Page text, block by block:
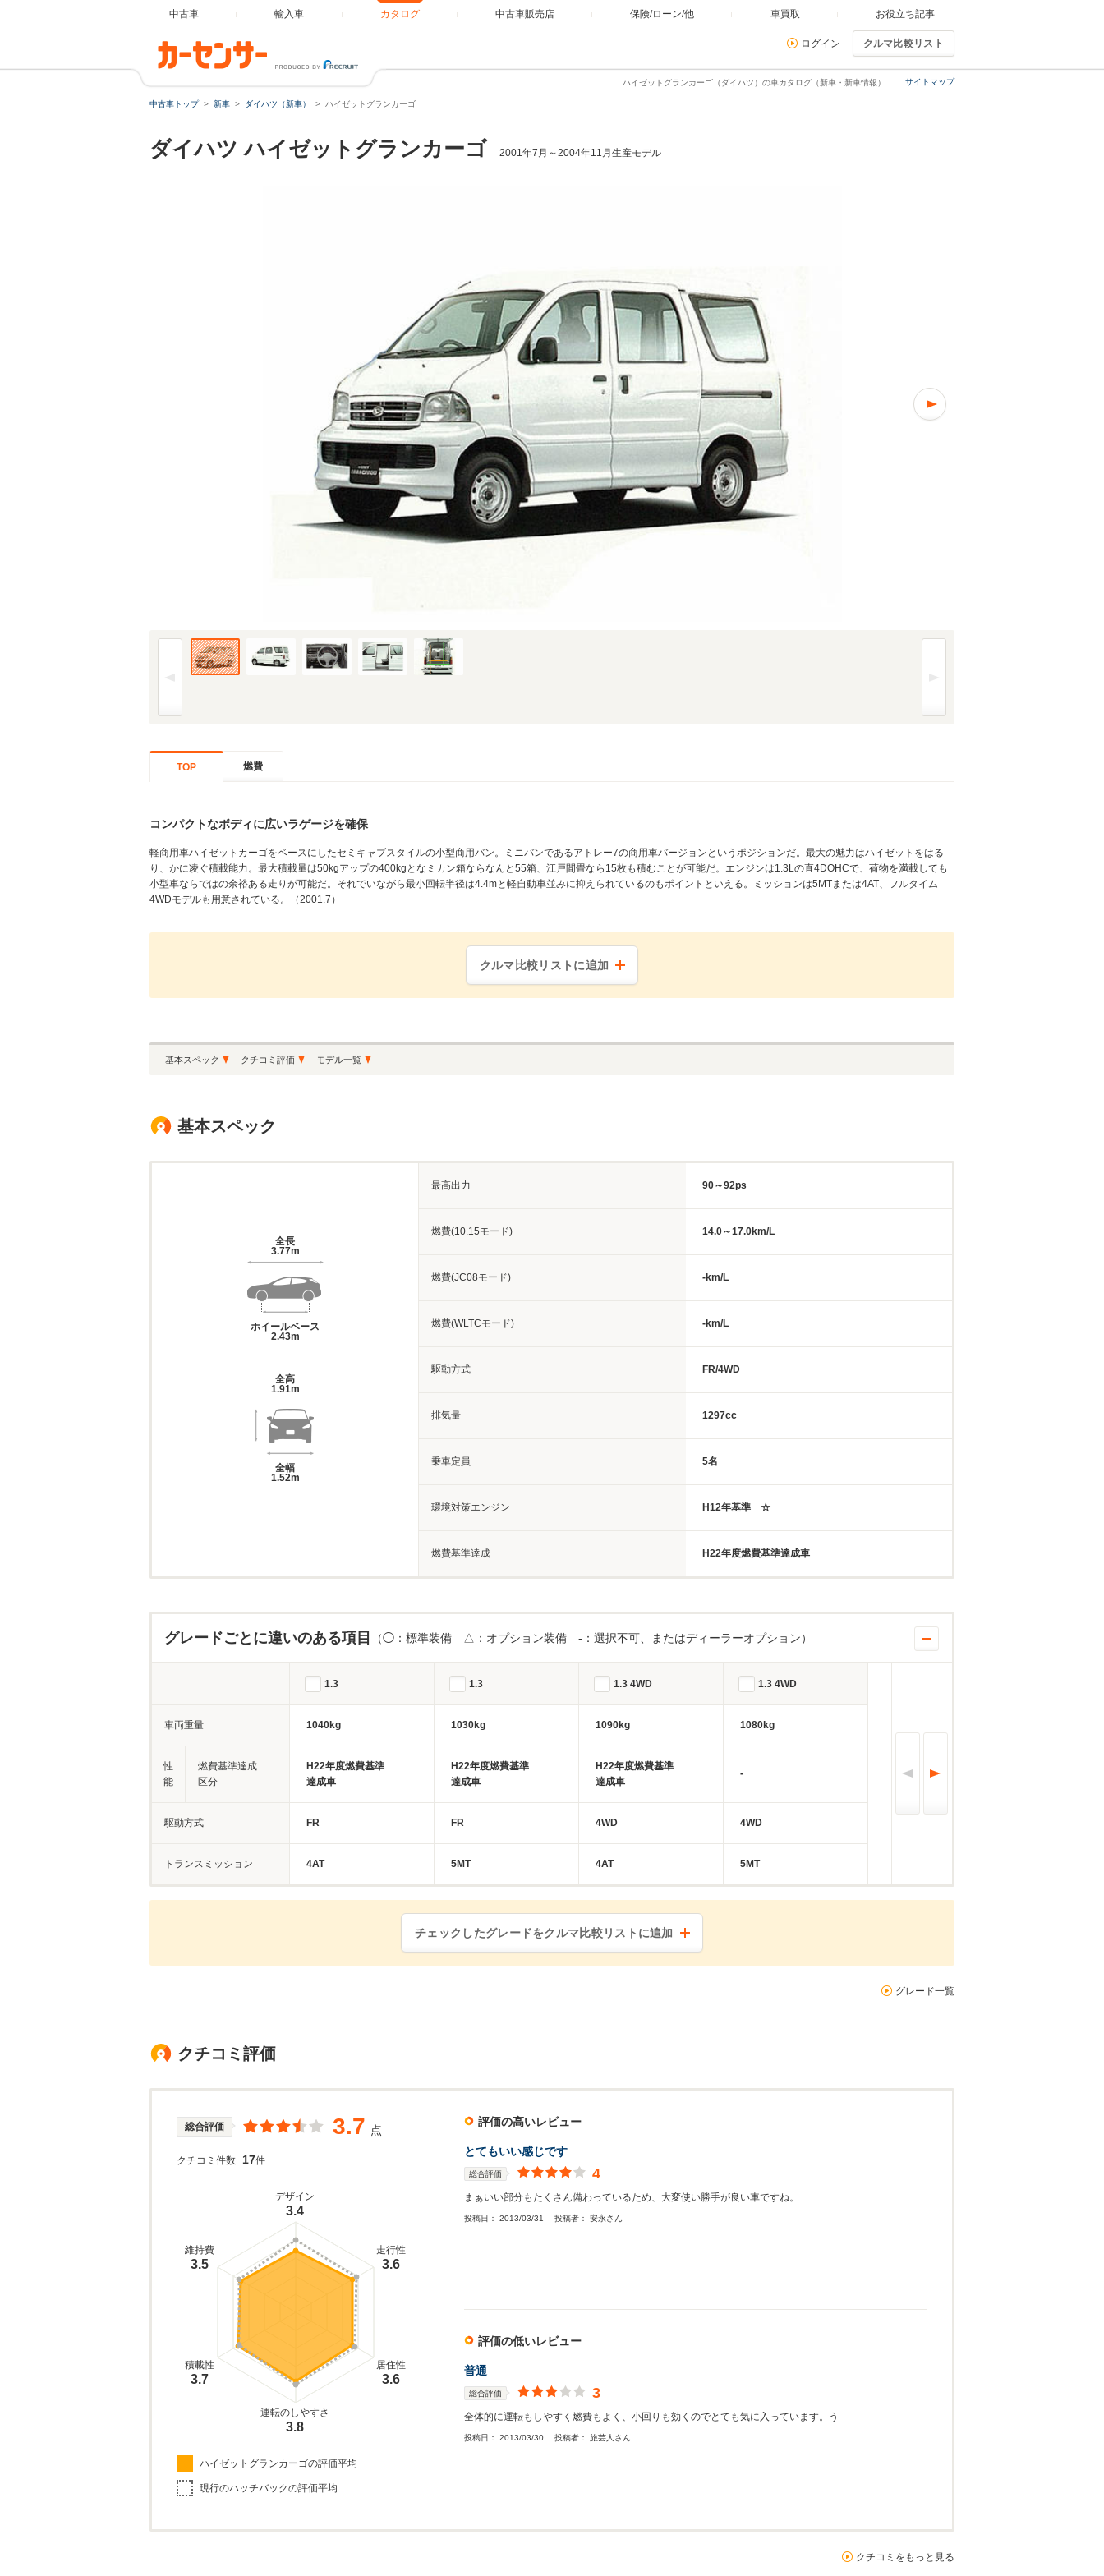
中古車 輸入車 カタログ 中古車販売店 保険/ローン/他 車買取 お役立ち記事
ログイン クルマ比較リスト
サイトマップ
ハイゼットグランカーゴ（ダイハツ）の車カタログ（新車・新車情報）
中古車トップ 新車 ダイハツ（新車） ハイゼットグランカーゴ
ダイハツ ハイゼットグランカーゴ 2001年7月～2004年11月生産モデル
01年(H13)7月、新型時の660 2WDのフロント (1/5枚)
TOP 燃費
コンパクトなボディに広いラゲージを確保
軽商用車ハイゼットカーゴをベースにしたセミキャブスタイルの小型商用バン。ミニバンであるアトレー7の商用車バージョンというポジションだ。最大の魅力はハイゼットをはる
り、かに凌ぐ積載能力。最大積載量は50kgアップの400kgとなミカン箱ならなんと55箱、江戸間畳なら15枚も積むことが可能だ。エンジンは1.3Lの直4DOHCで、荷物を満載しても
小型車ならではの余裕ある走りが可能だ。それでいながら最小回転半径は4.4mと軽自動車並みに抑えられているのもポイントといえる。ミッションは5MTまたは4AT、フルタイム
4WDモデルも用意されている。（2001.7）
クルマ比較リストに追加
基本スペック クチコミ評価 モデル一覧
基本スペック
全長
3.77m
ホイールベース
2.43m
全高
1.91m
全幅
1.52m
最高出力 90～92ps
燃費(10.15モード) 14.0～17.0km/L
燃費(JC08モード) -km/L
燃費(WLTCモード) -km/L
駆動方式 FR/4WD
排気量 1297cc
乗車定員 5名
環境対策エンジン H12年基準 ☆
燃費基準達成 H22年度燃費基準達成車
グレードごとに違いのある項目 （◯：標準装備 △：オプション装備 -：選択不可、またはディーラーオプション）
車両重量
性
能
燃費基準達成
区分
駆動方式
トランスミッション
1.3 1.3 1.3 4WD 1.3 4WD
1040kg 1030kg 1090kg 1080kg
H22年度燃費基準
達成車
H22年度燃費基準
達成車
H22年度燃費基準
達成車
-
FR FR 4WD 4WD
4AT 5MT 4AT 5MT
チェックしたグレードをクルマ比較リストに追加
グレード一覧
クチコミ評価
総合評価 3.7 点
クチコミ件数 17件
デザイン
3.4
走行性
3.6
居住性
3.6
運転のしやすさ
3.8
積載性
3.7
維持費
3.5
ハイゼットグランカーゴの評価平均
現行のハッチバックの評価平均
評価の高いレビュー
とてもいい感じです
総合評価 4
まぁいい部分もたくさん備わっているため、大変使い勝手が良い車ですね。
投稿日： 2013/03/31 投稿者： 安永さん
評価の低いレビュー
普通
総合評価 3
全体的に運転もしやすく燃費もよく、小回りも効くのでとても気に入っています。う
投稿日： 2013/03/30 投稿者： 旅芸人さん
クチコミをもっと見る